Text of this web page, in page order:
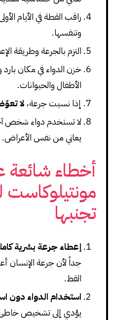
راقب القطة في الأيام
وتنفسها.
التزم بالجرعة وطريقة
خزن الدواء في مكان
الأطفال والحيوانات.
إذا نسيت جرعة، لا
لا تستخدم دواء شخص
يعاني من نفس الأعراض.
أخطاء شائعة
مونتيلوكاست
تجنبها
إعطاء جرعة بشرية
جداً لأن جرعة الإنسان
القط.
استخدام الدواء دون
يؤدي إلى تشخيص خاطئ